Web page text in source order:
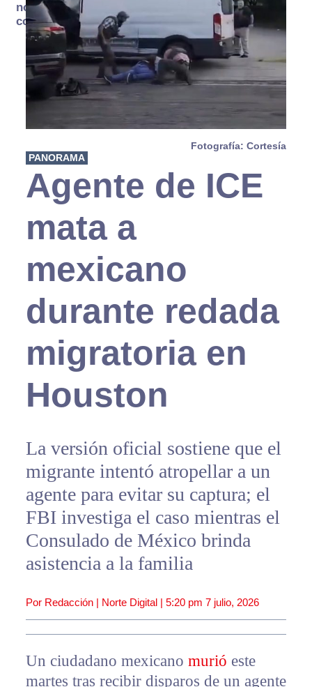
no se
consume
Fotografía: Cortesía
PANORAMA
Agente de ICE
mata a
mexicano
durante redada
migratoria en
Houston
La versión oficial sostiene que el
migrante intentó atropellar a un
agente para evitar su captura; el
FBI investiga el caso mientras el
Consulado de México brinda
asistencia a la familia
Por Redacción | Norte Digital | 5:20 pm 7 julio, 2026
Un ciudadano mexicano murió este
martes tras recibir disparos de un agente